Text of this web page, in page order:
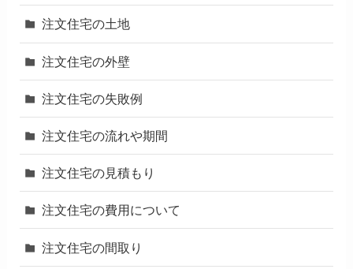
注文住宅の土地
注文住宅の外壁
注文住宅の失敗例
注文住宅の流れや期間
注文住宅の見積もり
注文住宅の費用について
注文住宅の間取り